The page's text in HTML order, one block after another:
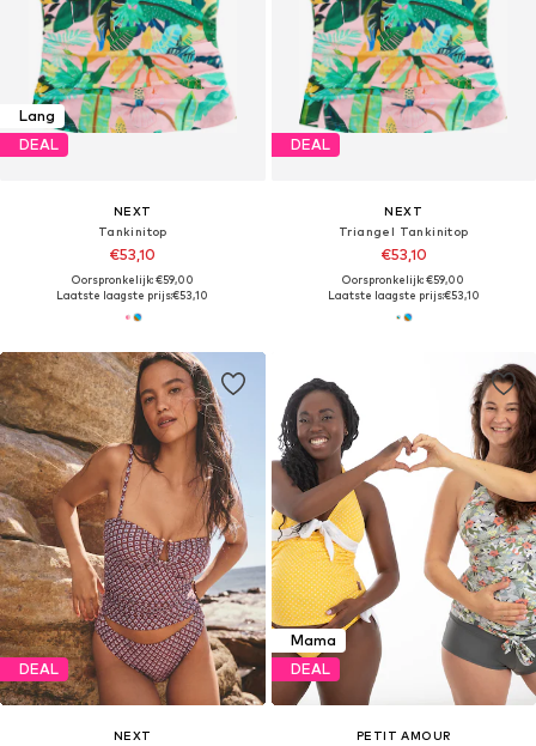
Lang
DEAL
NEXT
Tankinitop
€53,10
Oorspronkelijk: €59,00
Laatste laagste prijs:€53,10
DEAL
NEXT
Triangel Tankinitop
€53,10
Oorspronkelijk: €59,00
Laatste laagste prijs:€53,10
DEAL
NEXT
Mama
DEAL
PETIT AMOUR